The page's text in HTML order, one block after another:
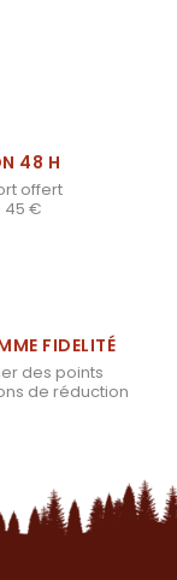
48 H
offert
45 €
FIDELITÉ
des points
de réduction